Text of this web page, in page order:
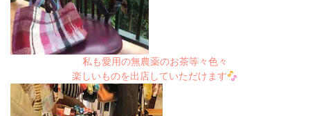
私も愛用の無農薬のお茶等々色々
楽しいものを出店していただけます